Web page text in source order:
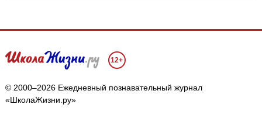
12+
© 2000–2026 Ежедневный познавательный журнал
«ШколаЖизни.ру»